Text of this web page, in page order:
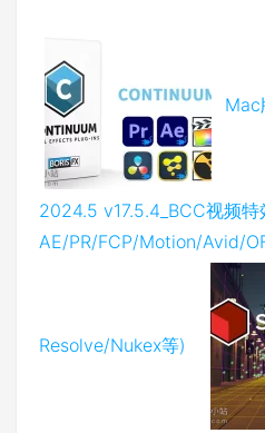
Mac
2024.5 v17.5.4_BCC视频
AE/PR/FCP/Motion/Avid/
Resolve/Nukex等)